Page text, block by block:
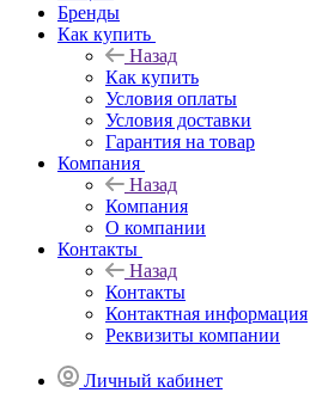
Бренды
Как купить
Назад
Как купить
Условия оплаты
Условия доставки
Гарантия на товар
Компания
Назад
Компания
О компании
Контакты
Назад
Контакты
Контактная информация
Реквизиты компании
Личный кабинет